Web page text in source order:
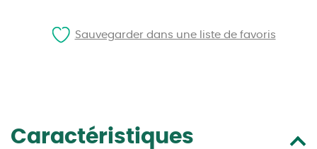
Caractéristiques
Sauvegarder dans une liste de favoris